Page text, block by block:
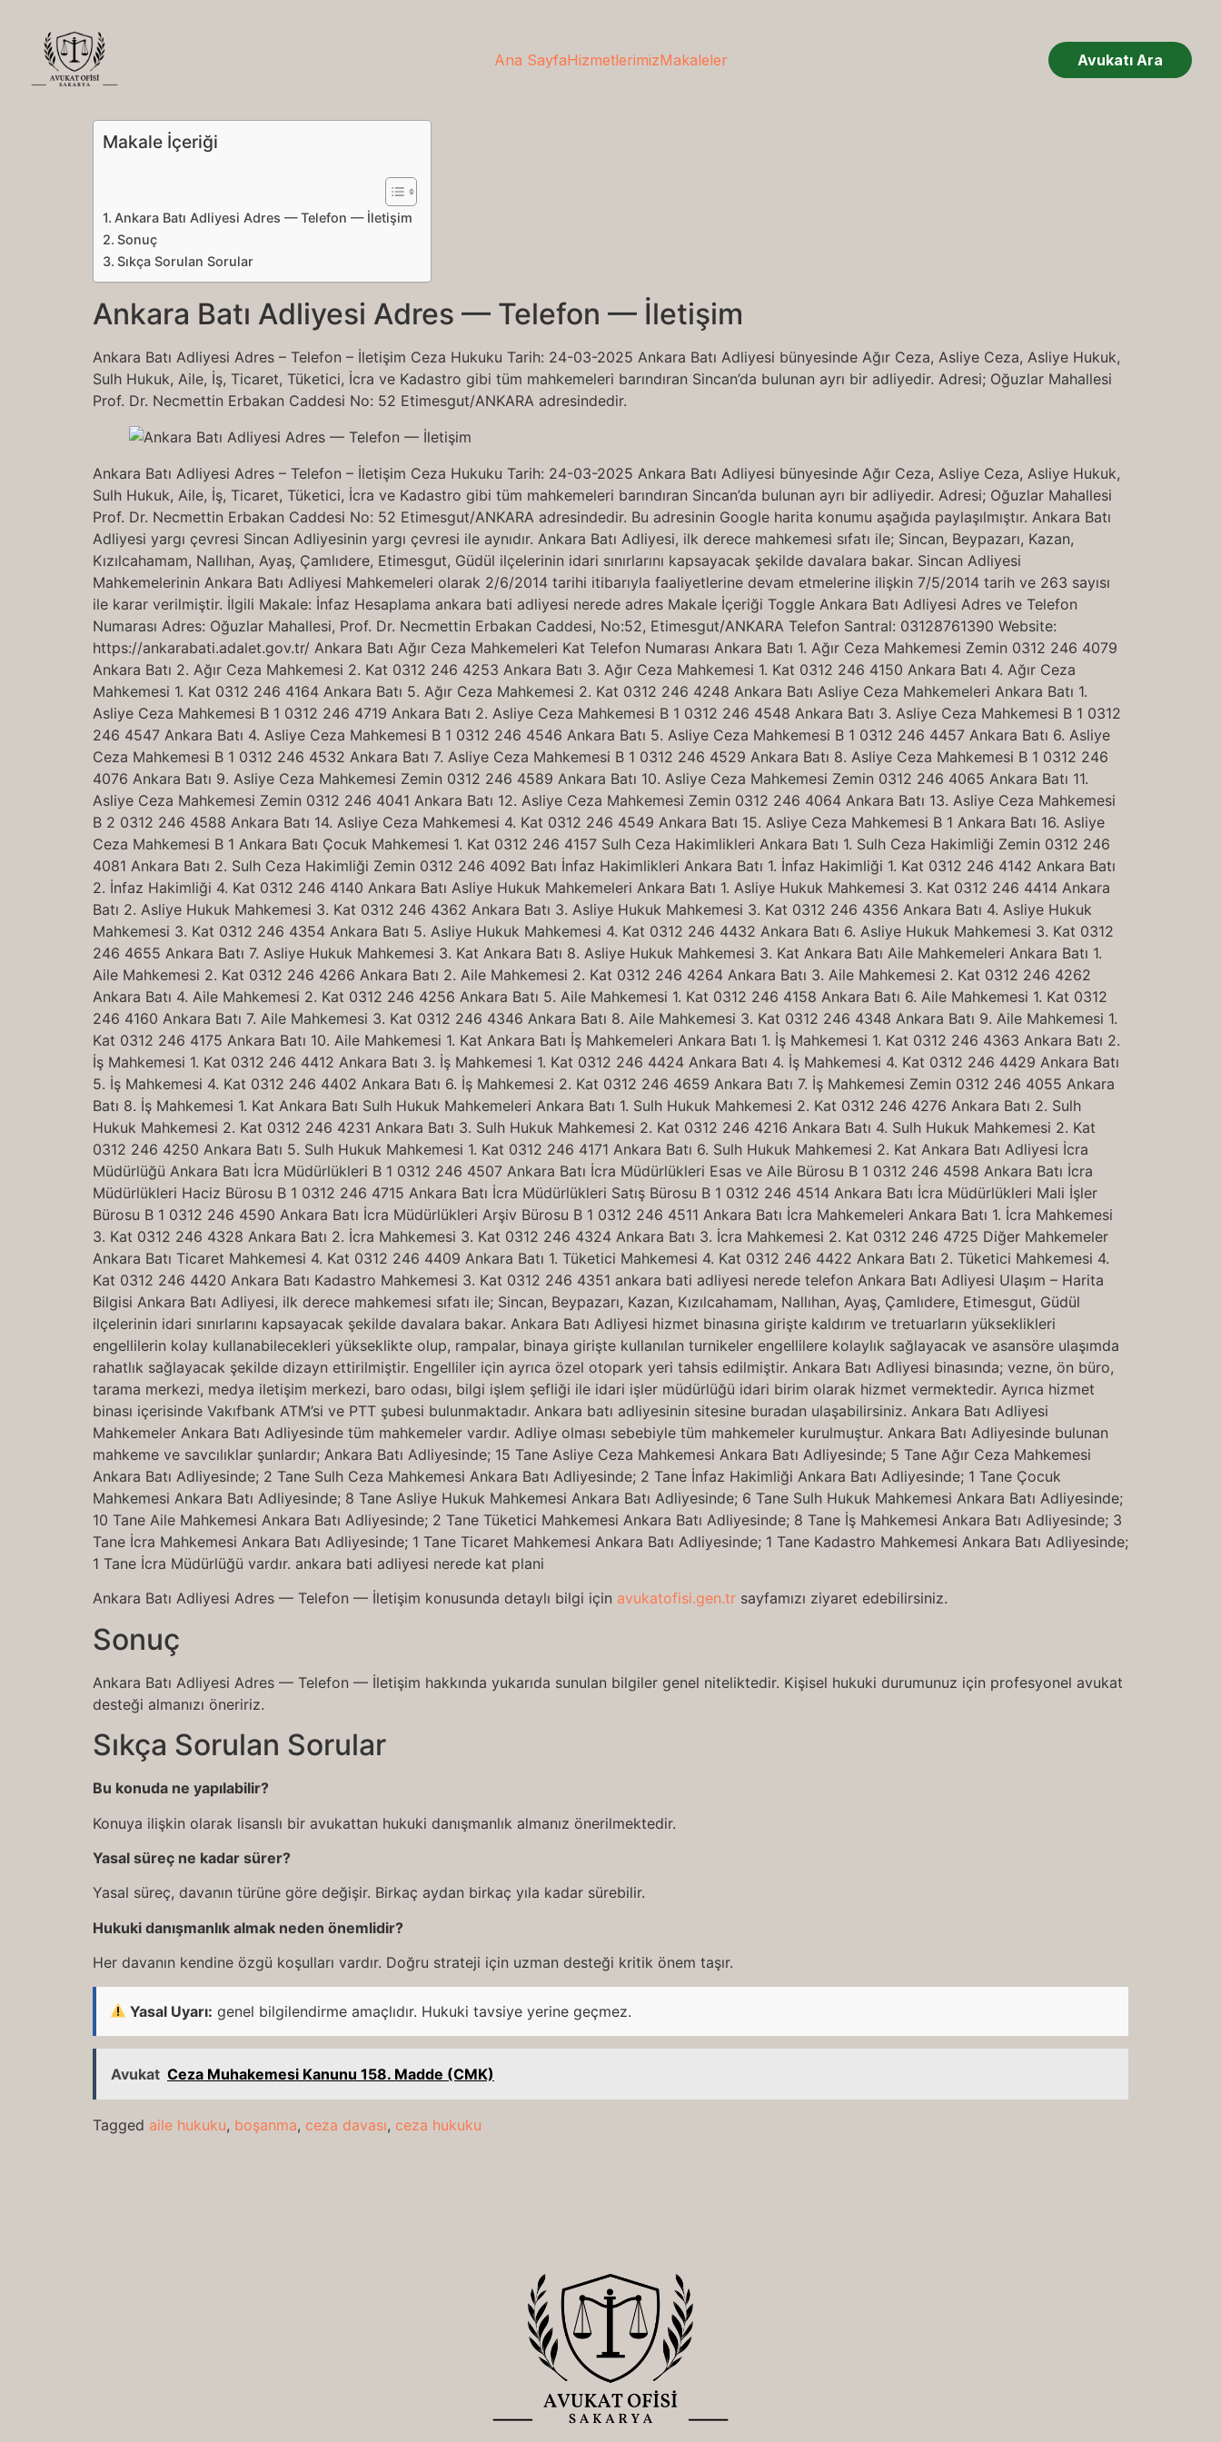
Ana SayfaHizmetlerimizMakaleler Avukatı Ara
Makale İçeriği
Ankara Batı Adliyesi Adres — Telefon — İletişim
Sonuç
Sıkça Sorulan Sorular
Ankara Batı Adliyesi Adres — Telefon — İletişim
Ankara Batı Adliyesi Adres – Telefon – İletişim Ceza Hukuku Tarih: 24-03-2025 Ankara Batı Adliyesi bünyesinde Ağır Ceza, Asliye Ceza, Asliye Hukuk,
Sulh Hukuk, Aile, İş, Ticaret, Tüketici, İcra ve Kadastro gibi tüm mahkemeleri barındıran Sincan’da bulunan ayrı bir adliyedir. Adresi; Oğuzlar Mahallesi
Prof. Dr. Necmettin Erbakan Caddesi No: 52 Etimesgut/ANKARA adresindedir.
Ankara Batı Adliyesi Adres – Telefon – İletişim Ceza Hukuku Tarih: 24-03-2025 Ankara Batı Adliyesi bünyesinde Ağır Ceza, Asliye Ceza, Asliye Hukuk,
Sulh Hukuk, Aile, İş, Ticaret, Tüketici, İcra ve Kadastro gibi tüm mahkemeleri barındıran Sincan’da bulunan ayrı bir adliyedir. Adresi; Oğuzlar Mahallesi
Prof. Dr. Necmettin Erbakan Caddesi No: 52 Etimesgut/ANKARA adresindedir. Bu adresinin Google harita konumu aşağıda paylaşılmıştır. Ankara Batı
Adliyesi yargı çevresi Sincan Adliyesinin yargı çevresi ile aynıdır. Ankara Batı Adliyesi, ilk derece mahkemesi sıfatı ile; Sincan, Beypazarı, Kazan,
Kızılcahamam, Nallıhan, Ayaş, Çamlıdere, Etimesgut, Güdül ilçelerinin idari sınırlarını kapsayacak şekilde davalara bakar. Sincan Adliyesi
Mahkemelerinin Ankara Batı Adliyesi Mahkemeleri olarak 2/6/2014 tarihi itibarıyla faaliyetlerine devam etmelerine ilişkin 7/5/2014 tarih ve 263 sayısı
ile karar verilmiştir. İlgili Makale: İnfaz Hesaplama ankara bati adliyesi nerede adres Makale İçeriği Toggle Ankara Batı Adliyesi Adres ve Telefon
Numarası Adres: Oğuzlar Mahallesi, Prof. Dr. Necmettin Erbakan Caddesi, No:52, Etimesgut/ANKARA Telefon Santral: 03128761390 Website:
https://ankarabati.adalet.gov.tr/ Ankara Batı Ağır Ceza Mahkemeleri Kat Telefon Numarası Ankara Batı 1. Ağır Ceza Mahkemesi Zemin 0312 246 4079
Ankara Batı 2. Ağır Ceza Mahkemesi 2. Kat 0312 246 4253 Ankara Batı 3. Ağır Ceza Mahkemesi 1. Kat 0312 246 4150 Ankara Batı 4. Ağır Ceza
Mahkemesi 1. Kat 0312 246 4164 Ankara Batı 5. Ağır Ceza Mahkemesi 2. Kat 0312 246 4248 Ankara Batı Asliye Ceza Mahkemeleri Ankara Batı 1.
Asliye Ceza Mahkemesi B 1 0312 246 4719 Ankara Batı 2. Asliye Ceza Mahkemesi B 1 0312 246 4548 Ankara Batı 3. Asliye Ceza Mahkemesi B 1 0312
246 4547 Ankara Batı 4. Asliye Ceza Mahkemesi B 1 0312 246 4546 Ankara Batı 5. Asliye Ceza Mahkemesi B 1 0312 246 4457 Ankara Batı 6. Asliye
Ceza Mahkemesi B 1 0312 246 4532 Ankara Batı 7. Asliye Ceza Mahkemesi B 1 0312 246 4529 Ankara Batı 8. Asliye Ceza Mahkemesi B 1 0312 246
4076 Ankara Batı 9. Asliye Ceza Mahkemesi Zemin 0312 246 4589 Ankara Batı 10. Asliye Ceza Mahkemesi Zemin 0312 246 4065 Ankara Batı 11.
Asliye Ceza Mahkemesi Zemin 0312 246 4041 Ankara Batı 12. Asliye Ceza Mahkemesi Zemin 0312 246 4064 Ankara Batı 13. Asliye Ceza Mahkemesi
B 2 0312 246 4588 Ankara Batı 14. Asliye Ceza Mahkemesi 4. Kat 0312 246 4549 Ankara Batı 15. Asliye Ceza Mahkemesi B 1 Ankara Batı 16. Asliye
Ceza Mahkemesi B 1 Ankara Batı Çocuk Mahkemesi 1. Kat 0312 246 4157 Sulh Ceza Hakimlikleri Ankara Batı 1. Sulh Ceza Hakimliği Zemin 0312 246
4081 Ankara Batı 2. Sulh Ceza Hakimliği Zemin 0312 246 4092 Batı İnfaz Hakimlikleri Ankara Batı 1. İnfaz Hakimliği 1. Kat 0312 246 4142 Ankara Batı
2. İnfaz Hakimliği 4. Kat 0312 246 4140 Ankara Batı Asliye Hukuk Mahkemeleri Ankara Batı 1. Asliye Hukuk Mahkemesi 3. Kat 0312 246 4414 Ankara
Batı 2. Asliye Hukuk Mahkemesi 3. Kat 0312 246 4362 Ankara Batı 3. Asliye Hukuk Mahkemesi 3. Kat 0312 246 4356 Ankara Batı 4. Asliye Hukuk
Mahkemesi 3. Kat 0312 246 4354 Ankara Batı 5. Asliye Hukuk Mahkemesi 4. Kat 0312 246 4432 Ankara Batı 6. Asliye Hukuk Mahkemesi 3. Kat 0312
246 4655 Ankara Batı 7. Asliye Hukuk Mahkemesi 3. Kat Ankara Batı 8. Asliye Hukuk Mahkemesi 3. Kat Ankara Batı Aile Mahkemeleri Ankara Batı 1.
Aile Mahkemesi 2. Kat 0312 246 4266 Ankara Batı 2. Aile Mahkemesi 2. Kat 0312 246 4264 Ankara Batı 3. Aile Mahkemesi 2. Kat 0312 246 4262
Ankara Batı 4. Aile Mahkemesi 2. Kat 0312 246 4256 Ankara Batı 5. Aile Mahkemesi 1. Kat 0312 246 4158 Ankara Batı 6. Aile Mahkemesi 1. Kat 0312
246 4160 Ankara Batı 7. Aile Mahkemesi 3. Kat 0312 246 4346 Ankara Batı 8. Aile Mahkemesi 3. Kat 0312 246 4348 Ankara Batı 9. Aile Mahkemesi 1.
Kat 0312 246 4175 Ankara Batı 10. Aile Mahkemesi 1. Kat Ankara Batı İş Mahkemeleri Ankara Batı 1. İş Mahkemesi 1. Kat 0312 246 4363 Ankara Batı 2.
İş Mahkemesi 1. Kat 0312 246 4412 Ankara Batı 3. İş Mahkemesi 1. Kat 0312 246 4424 Ankara Batı 4. İş Mahkemesi 4. Kat 0312 246 4429 Ankara Batı
5. İş Mahkemesi 4. Kat 0312 246 4402 Ankara Batı 6. İş Mahkemesi 2. Kat 0312 246 4659 Ankara Batı 7. İş Mahkemesi Zemin 0312 246 4055 Ankara
Batı 8. İş Mahkemesi 1. Kat Ankara Batı Sulh Hukuk Mahkemeleri Ankara Batı 1. Sulh Hukuk Mahkemesi 2. Kat 0312 246 4276 Ankara Batı 2. Sulh
Hukuk Mahkemesi 2. Kat 0312 246 4231 Ankara Batı 3. Sulh Hukuk Mahkemesi 2. Kat 0312 246 4216 Ankara Batı 4. Sulh Hukuk Mahkemesi 2. Kat
0312 246 4250 Ankara Batı 5. Sulh Hukuk Mahkemesi 1. Kat 0312 246 4171 Ankara Batı 6. Sulh Hukuk Mahkemesi 2. Kat Ankara Batı Adliyesi İcra
Müdürlüğü Ankara Batı İcra Müdürlükleri B 1 0312 246 4507 Ankara Batı İcra Müdürlükleri Esas ve Aile Bürosu B 1 0312 246 4598 Ankara Batı İcra
Müdürlükleri Haciz Bürosu B 1 0312 246 4715 Ankara Batı İcra Müdürlükleri Satış Bürosu B 1 0312 246 4514 Ankara Batı İcra Müdürlükleri Mali İşler
Bürosu B 1 0312 246 4590 Ankara Batı İcra Müdürlükleri Arşiv Bürosu B 1 0312 246 4511 Ankara Batı İcra Mahkemeleri Ankara Batı 1. İcra Mahkemesi
3. Kat 0312 246 4328 Ankara Batı 2. İcra Mahkemesi 3. Kat 0312 246 4324 Ankara Batı 3. İcra Mahkemesi 2. Kat 0312 246 4725 Diğer Mahkemeler
Ankara Batı Ticaret Mahkemesi 4. Kat 0312 246 4409 Ankara Batı 1. Tüketici Mahkemesi 4. Kat 0312 246 4422 Ankara Batı 2. Tüketici Mahkemesi 4.
Kat 0312 246 4420 Ankara Batı Kadastro Mahkemesi 3. Kat 0312 246 4351 ankara bati adliyesi nerede telefon Ankara Batı Adliyesi Ulaşım – Harita
Bilgisi Ankara Batı Adliyesi, ilk derece mahkemesi sıfatı ile; Sincan, Beypazarı, Kazan, Kızılcahamam, Nallıhan, Ayaş, Çamlıdere, Etimesgut, Güdül
ilçelerinin idari sınırlarını kapsayacak şekilde davalara bakar. Ankara Batı Adliyesi hizmet binasına girişte kaldırım ve tretuarların yükseklikleri
engellilerin kolay kullanabilecekleri yükseklikte olup, rampalar, binaya girişte kullanılan turnikeler engellilere kolaylık sağlayacak ve asansöre ulaşımda
rahatlık sağlayacak şekilde dizayn ettirilmiştir. Engelliler için ayrıca özel otopark yeri tahsis edilmiştir. Ankara Batı Adliyesi binasında; vezne, ön büro,
tarama merkezi, medya iletişim merkezi, baro odası, bilgi işlem şefliği ile idari işler müdürlüğü idari birim olarak hizmet vermektedir. Ayrıca hizmet
binası içerisinde Vakıfbank ATM’si ve PTT şubesi bulunmaktadır. Ankara batı adliyesinin sitesine buradan ulaşabilirsiniz. Ankara Batı Adliyesi
Mahkemeler Ankara Batı Adliyesinde tüm mahkemeler vardır. Adliye olması sebebiyle tüm mahkemeler kurulmuştur. Ankara Batı Adliyesinde bulunan
mahkeme ve savcılıklar şunlardır; Ankara Batı Adliyesinde; 15 Tane Asliye Ceza Mahkemesi Ankara Batı Adliyesinde; 5 Tane Ağır Ceza Mahkemesi
Ankara Batı Adliyesinde; 2 Tane Sulh Ceza Mahkemesi Ankara Batı Adliyesinde; 2 Tane İnfaz Hakimliği Ankara Batı Adliyesinde; 1 Tane Çocuk
Mahkemesi Ankara Batı Adliyesinde; 8 Tane Asliye Hukuk Mahkemesi Ankara Batı Adliyesinde; 6 Tane Sulh Hukuk Mahkemesi Ankara Batı Adliyesinde;
10 Tane Aile Mahkemesi Ankara Batı Adliyesinde; 2 Tane Tüketici Mahkemesi Ankara Batı Adliyesinde; 8 Tane İş Mahkemesi Ankara Batı Adliyesinde; 3
Tane İcra Mahkemesi Ankara Batı Adliyesinde; 1 Tane Ticaret Mahkemesi Ankara Batı Adliyesinde; 1 Tane Kadastro Mahkemesi Ankara Batı Adliyesinde;
1 Tane İcra Müdürlüğü vardır. ankara bati adliyesi nerede kat plani
Ankara Batı Adliyesi Adres — Telefon — İletişim konusunda detaylı bilgi için avukatofisi.gen.tr sayfamızı ziyaret edebilirsiniz.
Sonuç
Ankara Batı Adliyesi Adres — Telefon — İletişim hakkında yukarıda sunulan bilgiler genel niteliktedir. Kişisel hukuki durumunuz için profesyonel avukat
desteği almanızı öneririz.
Sıkça Sorulan Sorular
Bu konuda ne yapılabilir?
Konuya ilişkin olarak lisanslı bir avukattan hukuki danışmanlık almanız önerilmektedir.
Yasal süreç ne kadar sürer?
Yasal süreç, davanın türüne göre değişir. Birkaç aydan birkaç yıla kadar sürebilir.
Hukuki danışmanlık almak neden önemlidir?
Her davanın kendine özgü koşulları vardır. Doğru strateji için uzman desteği kritik önem taşır.
Yasal Uyarı: genel bilgilendirme amaçlıdır. Hukuki tavsiye yerine geçmez.
Avukat Ceza Muhakemesi Kanunu 158. Madde (CMK)
Tagged aile hukuku, boşanma, ceza davası, ceza hukuku